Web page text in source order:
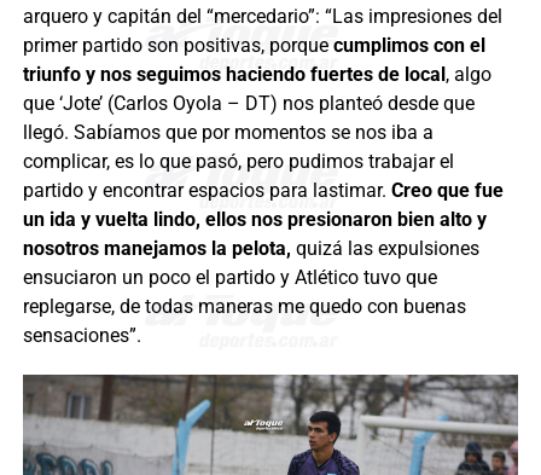
arquero y capitán del “mercedario”: “Las impresiones del
primer partido son positivas, porque cumplimos con el
triunfo y nos seguimos haciendo fuertes de local, algo
que ‘Jote’ (Carlos Oyola – DT) nos planteó desde que
llegó. Sabíamos que por momentos se nos iba a
complicar, es lo que pasó, pero pudimos trabajar el
partido y encontrar espacios para lastimar. Creo que fue
un ida y vuelta lindo, ellos nos presionaron bien alto y
nosotros manejamos la pelota, quizá las expulsiones
ensuciaron un poco el partido y Atlético tuvo que
replegarse, de todas maneras me quedo con buenas
sensaciones”.